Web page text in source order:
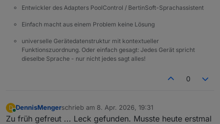
Entwickler des Adapters PoolControl / BertinSoft-Sprachassistent
Einfach macht aus einem Problem keine Lösung
universelle Gerätedatenstruktur mit kontextueller
Funktionszuordnung. Oder einfach gesagt: Jedes Gerät spricht
dieselbe Sprache - nur nicht jedes sagt alles!
0
D
Online
DennisMengerschrieb am 8. Apr. 2026, 19:31
zuletzt editiert von
Zu früh gefreut ... Leck gefunden. Musste heute erstmal